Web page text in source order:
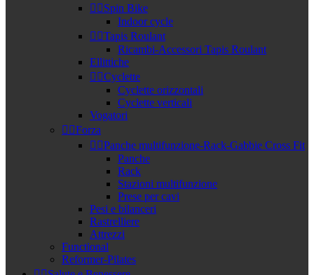
 Spin Bike
Indoor cycle
 Tapis Roulant
Ricambi-Accessori Tapis Roulant
Ellittiche
 Cyclette
Cyclette orizzontali
Cyclette verticali
Vogatori
 Forza
 Panche multifunzione-Rack-Gabbie Cross Fit
Panche
Rack
Stazioni multifunzione
Prese per cavi
Pesi e bilanceri
Rastrelliere
Attrezzi
Functional
Reformer-Pilates